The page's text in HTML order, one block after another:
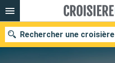
Rechercher une croisière